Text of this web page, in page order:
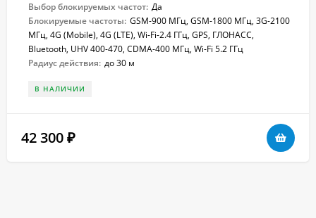
Выбор блокируемых частот: Да
Блокируемые частоты: GSM-900 МГц, GSM-1800 МГц, 3G-2100
МГц, 4G (Mobile), 4G (LTE), Wi-Fi-2.4 ГГц, GPS, ГЛОНАСС,
Bluetooth, UHV 400-470, CDMA-400 МГц, Wi-Fi 5.2 ГГц
Радиус действия: до 30 м
В НАЛИЧИИ
42 300 ₽